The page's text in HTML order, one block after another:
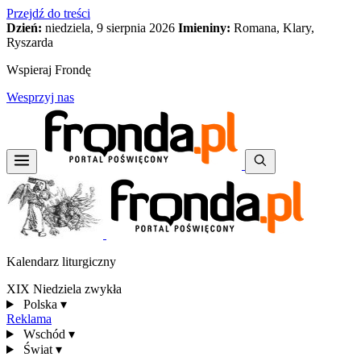
Przejdź do treści
Dzień: niedziela, 9 sierpnia 2026 Imieniny: Romana, Klary,
Ryszarda
Wspieraj Frondę
Wesprzyj nas
Kalendarz liturgiczny
XIX Niedziela zwykła
Polska ▾
Reklama
Wschód ▾
Świat ▾